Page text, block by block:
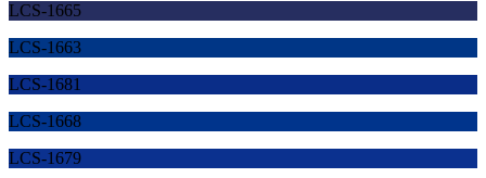
LCS-1665
LCS-1663
LCS-1681
LCS-1668
LCS-1679